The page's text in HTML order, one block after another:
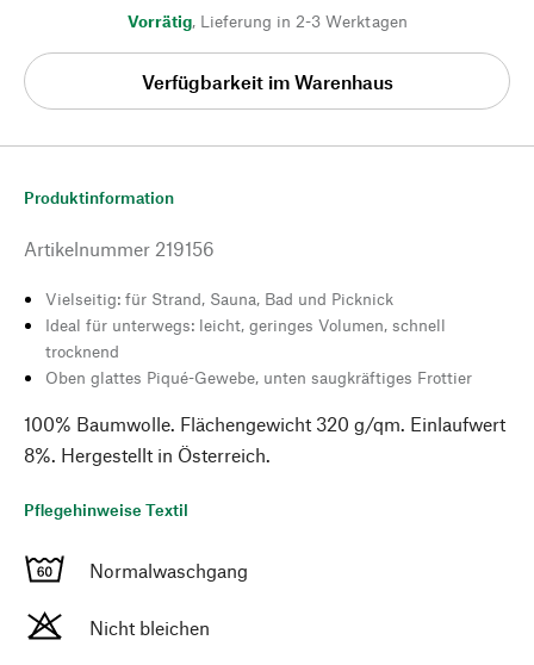
Vorrätig, Lieferung in 2-3 Werktagen
Verfügbarkeit im Warenhaus
Produktinformation
Artikelnummer 219156
Vielseitig: für Strand, Sauna, Bad und Picknick
Ideal für unterwegs: leicht, geringes Volumen, schnell
trocknend
Oben glattes Piqué-Gewebe, unten saugkräftiges Frottier
100% Baumwolle. Flächengewicht 320 g/qm. Einlaufwert
8%. Hergestellt in Österreich.
Pflegehinweise Textil
Normalwaschgang
Nicht bleichen